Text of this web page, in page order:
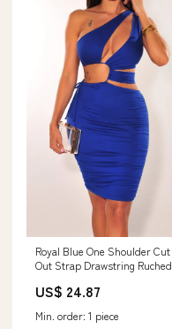
Royal Blue One Shoulder Cut
Out Strap Drawstring Ruched
US$ 24.87
Min. order: 1 piece